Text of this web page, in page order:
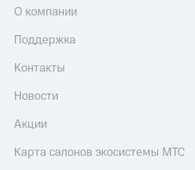
О компании
Поддержка
Контакты
Новости
Акции
Карта салонов экосистемы МТС